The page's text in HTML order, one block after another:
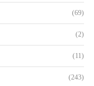
(69)
(2)
(11)
(243)